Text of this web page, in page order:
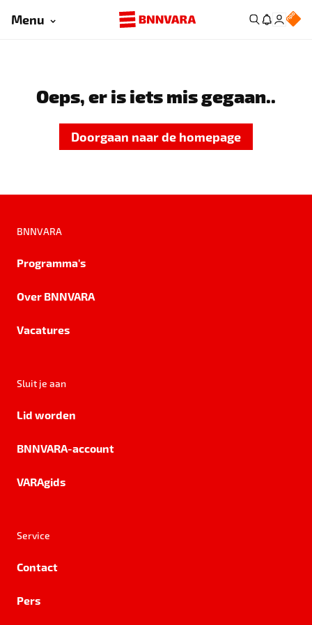
Menu
Oeps, er is iets mis gegaan..
Doorgaan naar de homepage
BNNVARA
Programma's
Over BNNVARA
Vacatures
Sluit je aan
Lid worden
BNNVARA-account
VARAgids
Service
Contact
Pers